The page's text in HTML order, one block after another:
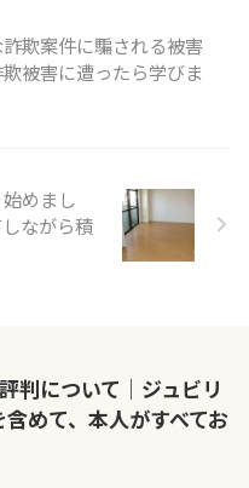
欺案件に騙される被害
被害に遭ったら学びま
めまし
ながら積
判について｜ジュビリ
めて、本人がすべてお